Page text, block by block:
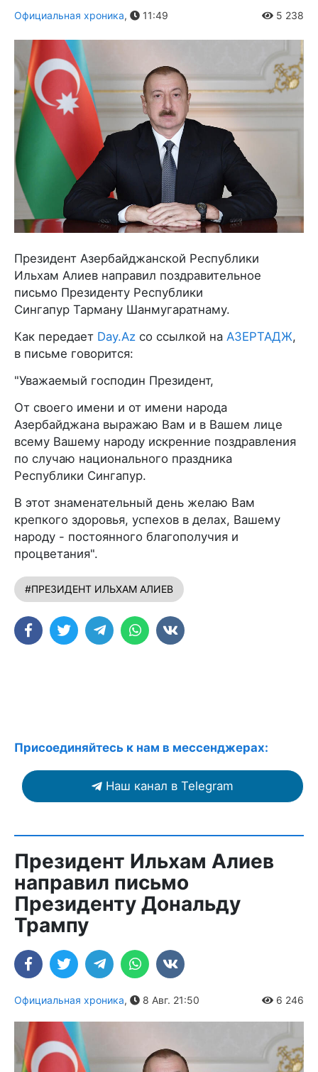
Официальная хроника, 11:49 5 238
Президент Азербайджанской Республики
Ильхам Алиев направил поздравительное
письмо Президенту Республики
Сингапур Тарману Шанмугаратнаму.
Как передает Day.Az со ссылкой на АЗЕРТАДЖ,
в письме говорится:
"Уважаемый господин Президент,
От своего имени и от имени народа
Азербайджана выражаю Вам и в Вашем лице
всему Вашему народу искренние поздравления
по случаю национального праздника
Республики Сингапур.
В этот знаменательный день желаю Вам
крепкого здоровья, успехов в делах, Вашему
народу - постоянного благополучия и
процветания".
#ПРЕЗИДЕНТ ИЛЬХАМ АЛИЕВ
Присоединяйтесь к нам в мессенджерах:
Наш канал в Telegram
Президент Ильхам Алиев
направил письмо
Президенту Дональду
Трампу
Официальная хроника, 8 Авг. 21:50 6 246